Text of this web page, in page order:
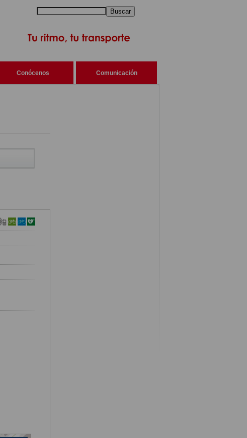
Buscar
Conócenos Comunicación